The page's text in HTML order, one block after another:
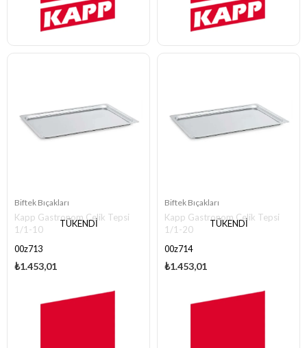
TÜKENDI
Biftek Bıçakları
Kapp Gastronom Çelik Tepsi
1/1-10
00z713
₺1.453,01
TÜKENDI
Biftek Bıçakları
Kapp Gastronom Çelik Tepsi
1/1-20
00z714
₺1.453,01